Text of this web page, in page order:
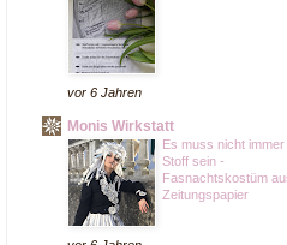
vor 6 Jahren
Monis Wirkstatt
Es muss nicht immer
Stoff sein -
Fasnachtskostüm
Zeitungspapier